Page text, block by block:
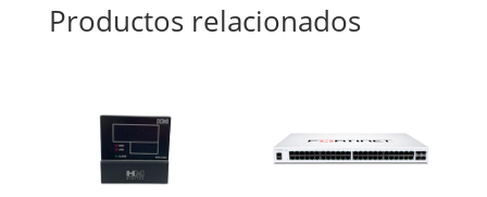
Productos relacionados